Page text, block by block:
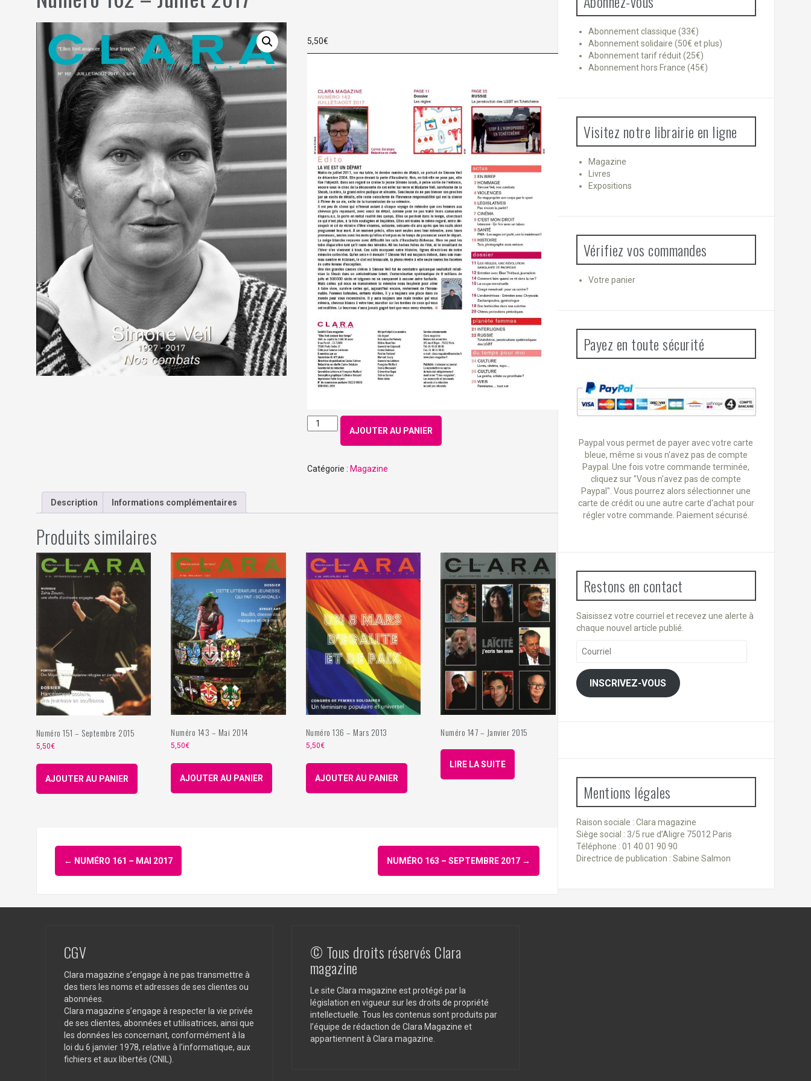
5,50€
quantité
de
-
AJOUTER AU PANIER
Catégorie : Magazine
Description Informations complémentaires
Produits similaires
Numéro 151 – Septembre 2015
5,50€
AJOUTER AU PANIER
Numéro 143 – Mai 2014
5,50€
AJOUTER AU PANIER
Numéro 136 – Mars 2013
5,50€
AJOUTER AU PANIER
Numéro 147 – Janvier 2015
LIRE LA SUITE
Navigation
d'article
← NUMÉRO 161 – MAI 2017 NUMÉRO 163 – SEPTEMBRE 2017 →
Abonnement classique (33€)
Abonnement solidaire (50€ et plus)
Abonnement tarif réduit (25€)
Abonnement hors France (45€)
Visitez notre librairie en ligne
Magazine
Livres
Expositions
Vérifiez vos commandes
Votre panier
Payez en toute sécurité
Paypal vous permet de payer avec votre carte
bleue, même si vous n'avez pas de compte
Paypal. Une fois votre commande terminée,
cliquez sur "Vous n'avez pas de compte
Paypal". Vous pourrez alors sélectionner une
carte de crédit ou une autre carte d'achat pour
régler votre commande. Paiement sécurisé.
Restons en contact
Saisissez votre courriel et recevez une alerte à
chaque nouvel article publié.
Courriel
INSCRIVEZ-VOUS
Mentions légales
Raison sociale : Clara magazine
Siège social : 3/5 rue d’Aligre 75012 Paris
Téléphone : 01 40 01 90 90
Directrice de publication : Sabine Salmon
CGV
Clara magazine s’engage à ne pas transmettre à
des tiers les noms et adresses de ses clientes ou
abonnées.
Clara magazine s’engage à respecter la vie privée
de ses clientes, abonnées et utilisatrices, ainsi que
les données les concernant, conformément à la
loi du 6 janvier 1978, relative à l’informatique, aux
fichiers et aux libertés (CNIL).
© Tous droits réservés Clara
magazine
Le site Clara magazine est protégé par la
législation en vigueur sur les droits de propriété
intellectuelle. Tous les contenus sont produits par
l’équipe de rédaction de Clara Magazine et
appartiennent à Clara magazine.